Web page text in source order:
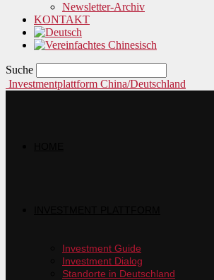
Newsletter-Archiv
KONTAKT
Suche
Investmentplattform China/Deutschland
Investment Guide
Investment Dialog
Standorte in Deutschland